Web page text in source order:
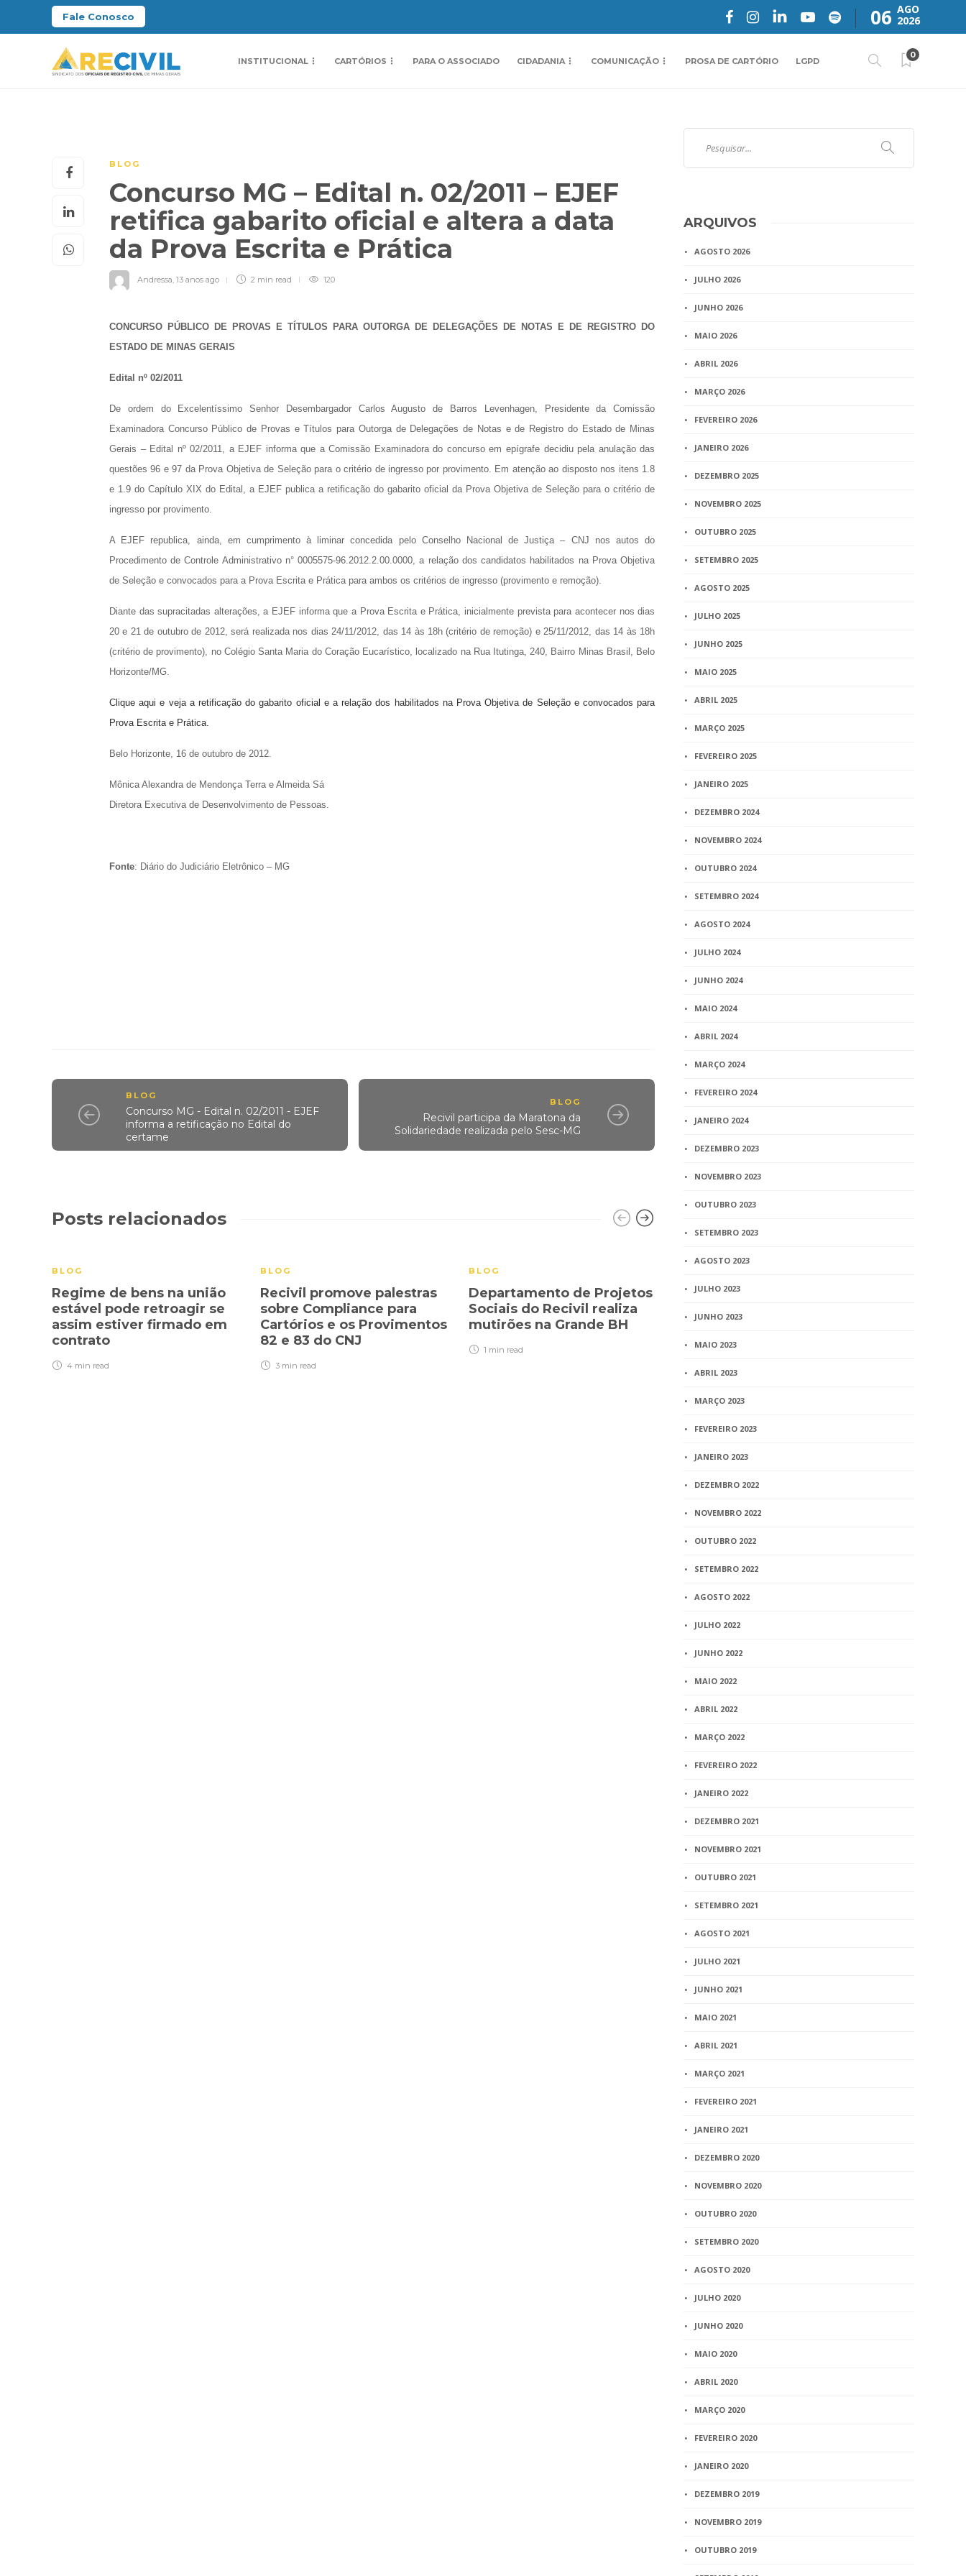
Fale Conosco 06 AGO
2026
INSTITUCIONAL CARTÓRIOS PARA O ASSOCIADO CIDADANIA COMUNICAÇÃO PROSA DE CARTÓRIO LGPD
0
BLOG
Concurso MG – Edital n. 02/2011 – EJEF
retifica gabarito oficial e altera a data
da Prova Escrita e Prática
Andressa, 13 anos ago 2 min read 120
CONCURSO PÚBLICO DE PROVAS E TÍTULOS PARA OUTORGA DE DELEGAÇÕES DE NOTAS E DE REGISTRO DO
ESTADO DE MINAS GERAIS
Edital nº 02/2011
De ordem do Excelentíssimo Senhor Desembargador Carlos Augusto de Barros Levenhagen, Presidente da Comissão
Examinadora Concurso Público de Provas e Títulos para Outorga de Delegações de Notas e de Registro do Estado de Minas
Gerais – Edital nº 02/2011, a EJEF informa que a Comissão Examinadora do concurso em epígrafe decidiu pela anulação das
questões 96 e 97 da Prova Objetiva de Seleção para o critério de ingresso por provimento. Em atenção ao disposto nos itens 1.8
e 1.9 do Capítulo XIX do Edital, a EJEF publica a retificação do gabarito oficial da Prova Objetiva de Seleção para o critério de
ingresso por provimento.
A EJEF republica, ainda, em cumprimento à liminar concedida pelo Conselho Nacional de Justiça – CNJ nos autos do
Procedimento de Controle Administrativo n° 0005575-96.2012.2.00.0000, a relação dos candidatos habilitados na Prova Objetiva
de Seleção e convocados para a Prova Escrita e Prática para ambos os critérios de ingresso (provimento e remoção).
Diante das supracitadas alterações, a EJEF informa que a Prova Escrita e Prática, inicialmente prevista para acontecer nos dias
20 e 21 de outubro de 2012, será realizada nos dias 24/11/2012, das 14 às 18h (critério de remoção) e 25/11/2012, das 14 às 18h
(critério de provimento), no Colégio Santa Maria do Coração Eucarístico, localizado na Rua Itutinga, 240, Bairro Minas Brasil, Belo
Horizonte/MG.
Clique aqui e veja a retificação do gabarito oficial e a relação dos habilitados na Prova Objetiva de Seleção e convocados para
Prova Escrita e Prática.
Belo Horizonte, 16 de outubro de 2012.
Mônica Alexandra de Mendonça Terra e Almeida Sá
Diretora Executiva de Desenvolvimento de Pessoas.
Fonte: Diário do Judiciário Eletrônico – MG
BLOG
Concurso MG - Edital n. 02/2011 - EJEF
informa a retificação no Edital do
certame
BLOG
Recivil participa da Maratona da
Solidariedade realizada pelo Sesc-MG
Posts relacionados
BLOG
Regime de bens na união
estável pode retroagir se
assim estiver firmado em
contrato
4 min read
BLOG
Recivil promove palestras
sobre Compliance para
Cartórios e os Provimentos
82 e 83 do CNJ
3 min read
BLOG
Departamento de Projetos
Sociais do Recivil realiza
mutirões na Grande BH
1 min read
Aviso n.º 26/CGJ/2014 –
Corregedoria Nacional de
Justiça sobre o
com a Casa da Moeda para
segurança
5 minread
ARQUIVOS
AGOSTO 2026
JULHO 2026
JUNHO 2026
MAIO 2026
ABRIL 2026
MARÇO 2026
FEVEREIRO 2026
JANEIRO 2026
DEZEMBRO 2025
NOVEMBRO 2025
OUTUBRO 2025
SETEMBRO 2025
AGOSTO 2025
JULHO 2025
JUNHO 2025
MAIO 2025
ABRIL 2025
MARÇO 2025
FEVEREIRO 2025
JANEIRO 2025
DEZEMBRO 2024
NOVEMBRO 2024
OUTUBRO 2024
SETEMBRO 2024
AGOSTO 2024
JULHO 2024
JUNHO 2024
MAIO 2024
ABRIL 2024
MARÇO 2024
FEVEREIRO 2024
JANEIRO 2024
DEZEMBRO 2023
NOVEMBRO 2023
OUTUBRO 2023
SETEMBRO 2023
AGOSTO 2023
JULHO 2023
JUNHO 2023
MAIO 2023
ABRIL 2023
MARÇO 2023
FEVEREIRO 2023
JANEIRO 2023
DEZEMBRO 2022
NOVEMBRO 2022
OUTUBRO 2022
SETEMBRO 2022
AGOSTO 2022
JULHO 2022
JUNHO 2022
MAIO 2022
ABRIL 2022
MARÇO 2022
FEVEREIRO 2022
JANEIRO 2022
DEZEMBRO 2021
NOVEMBRO 2021
OUTUBRO 2021
SETEMBRO 2021
AGOSTO 2021
JULHO 2021
JUNHO 2021
MAIO 2021
ABRIL 2021
MARÇO 2021
FEVEREIRO 2021
JANEIRO 2021
DEZEMBRO 2020
NOVEMBRO 2020
OUTUBRO 2020
SETEMBRO 2020
AGOSTO 2020
JULHO 2020
JUNHO 2020
MAIO 2020
ABRIL 2020
MARÇO 2020
FEVEREIRO 2020
JANEIRO 2020
DEZEMBRO 2019
NOVEMBRO 2019
OUTUBRO 2019